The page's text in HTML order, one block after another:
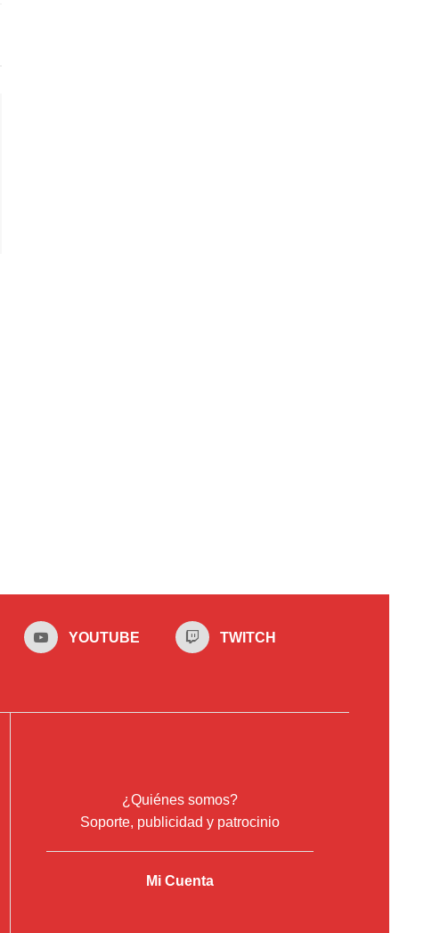
YOUTUBE TWITCH
¿Quiénes somos?
Soporte, publicidad y patrocinio
Mi Cuenta